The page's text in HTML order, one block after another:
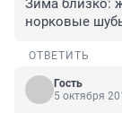
Зима близко:
норковые
ОТВЕТИТЬ
Гость
5 октября